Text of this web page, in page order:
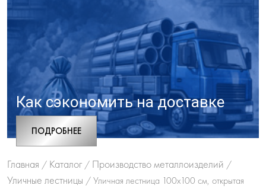
Как сэкономить на доставке
ПОДРОБНЕЕ
Главная / Каталог / Производство металлоизделий /
Уличные лестницы /Уличная лестница 100х100 см, открытая